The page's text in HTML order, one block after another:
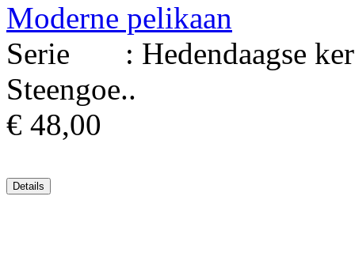
Moderne pelikaan
Serie : Hedendaagse
Steengoe..
€ 48,00